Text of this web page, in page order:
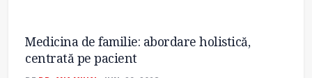
Medicina de familie: abordare holistică,
centrată pe pacient